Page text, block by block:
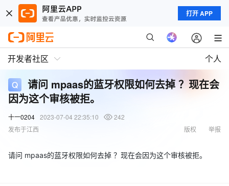
打开 APP
开发者社区 个人
请问 mpaas的蓝牙权限如何去掉 ？现在会
因为这个审核被拒。
十一0204 2023-07-04 22:35:10
242
发布于江西
举报
版权
请问 mpaas的蓝牙权限如何去掉 ？现在会因为这个审核被拒。